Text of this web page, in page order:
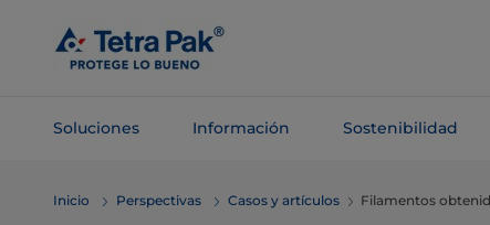
contenido
principal
Soluciones Información Sostenibilidad
navegación
Inicio Perspectivas Casos y artículos Filamentos